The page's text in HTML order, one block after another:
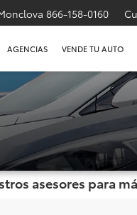
866-158-0160
AGENCIAS VENDE TU AUTO
asesores para